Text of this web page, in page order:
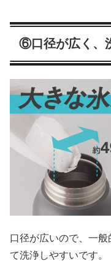
⑥口径が広く、
口径が広いので、一
て洗浄しやすいです。